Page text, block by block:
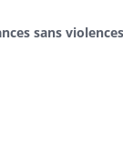
sans violences